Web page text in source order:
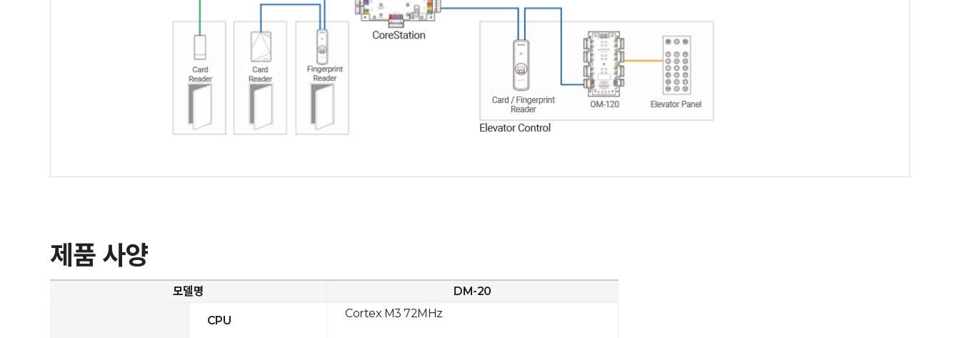
제품 사양
모델명
CPU
DM-20
Cortex M3 72MHz